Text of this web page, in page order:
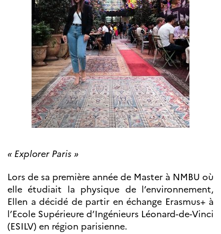
« Explorer Paris »
Lors de sa première année de Master à NMBU où
elle étudiait la physique de l’environnement,
Ellen a décidé de partir en échange Erasmus+ à
l’Ecole Supérieure d’Ingénieurs Léonard-de-Vinci
(ESILV) en région parisienne.